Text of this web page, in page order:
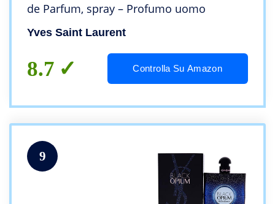
de Parfum, spray – Profumo uomo
Yves Saint Laurent
8.7 Controlla Su Amazon
9